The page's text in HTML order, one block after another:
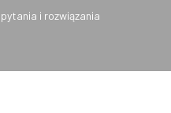
i rozwiązania